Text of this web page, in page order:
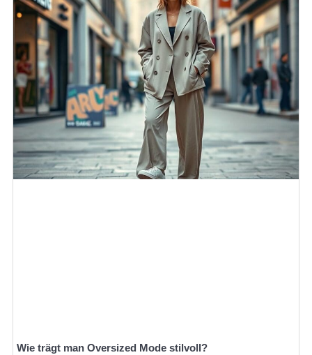
Wie trägt man Oversized Mode stilvoll?